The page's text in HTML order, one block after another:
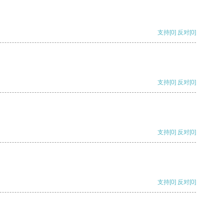
支持[0] 反对[0]
支持[0] 反对[0]
支持[0] 反对[0]
支持[0] 反对[0]